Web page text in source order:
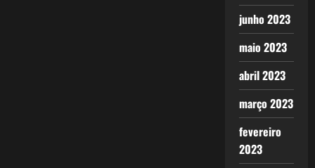
junho 2023
maio 2023
abril 2023
março 2023
fevereiro
2023